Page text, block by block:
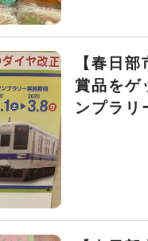
【春日
賞品をゲ
ンプラリ